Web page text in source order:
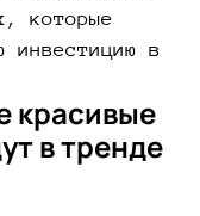
которые
инвестицию в
красивые
в тренде